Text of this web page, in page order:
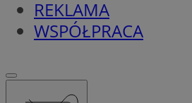
REKLAMA
WSPÓŁPRACA